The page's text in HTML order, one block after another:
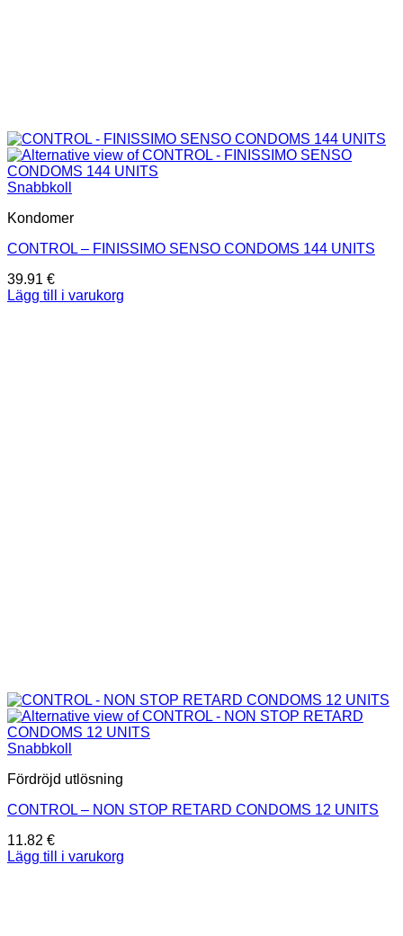
Snabbkoll
Kondomer
CONTROL – FINISSIMO SENSO CONDOMS 144 UNITS
39.91 €
Lägg till i varukorg
Snabbkoll
Fördröjd utlösning
CONTROL – NON STOP RETARD CONDOMS 12 UNITS
11.82 €
Lägg till i varukorg